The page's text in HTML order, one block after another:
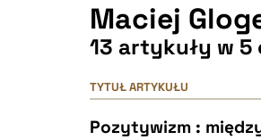
Maciej
13 artykuły w 5
TYTUŁ ARTYKUŁU
Pozytywizm :